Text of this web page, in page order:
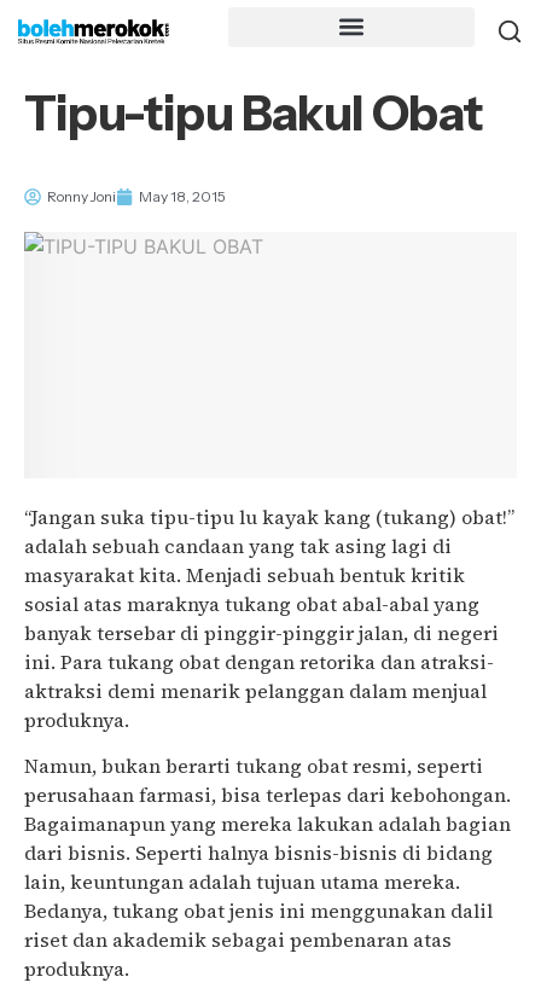
Tipu-tipu Bakul Obat
Ronny Joni May 18, 2015
“Jangan suka tipu-tipu lu kayak kang (tukang) obat!”
adalah sebuah candaan yang tak asing lagi di
masyarakat kita. Menjadi sebuah bentuk kritik
sosial atas maraknya tukang obat abal-abal yang
banyak tersebar di pinggir-pinggir jalan, di negeri
ini. Para tukang obat dengan retorika dan atraksi-
aktraksi demi menarik pelanggan dalam menjual
produknya.
Namun, bukan berarti tukang obat resmi, seperti
perusahaan farmasi, bisa terlepas dari kebohongan.
Bagaimanapun yang mereka lakukan adalah bagian
dari bisnis. Seperti halnya bisnis-bisnis di bidang
lain, keuntungan adalah tujuan utama mereka.
Bedanya, tukang obat jenis ini menggunakan dalil
riset dan akademik sebagai pembenaran atas
produknya.